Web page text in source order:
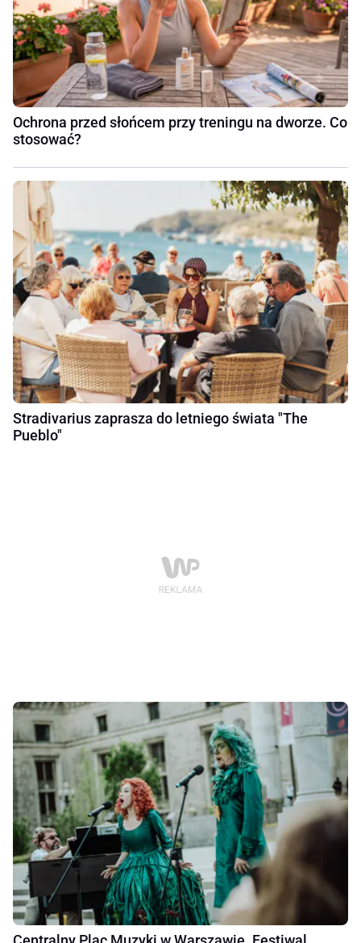
Ochrona przed słońcem przy treningu na dworze. Co
stosować?
Stradivarius zaprasza do letniego świata "The
Pueblo"